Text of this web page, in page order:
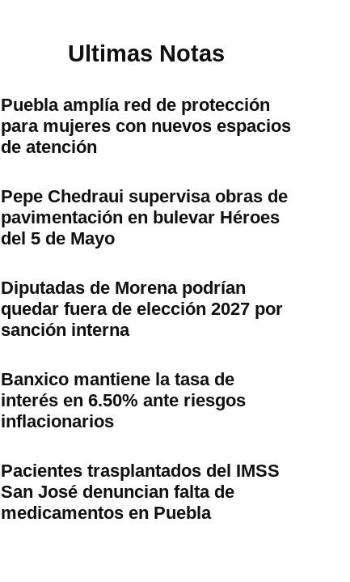
Ultimas Notas
Puebla amplía red de protección
para mujeres con nuevos espacios
de atención
Pepe Chedraui supervisa obras de
pavimentación en bulevar Héroes
del 5 de Mayo
Diputadas de Morena podrían
quedar fuera de elección 2027 por
sanción interna
Banxico mantiene la tasa de
interés en 6.50% ante riesgos
inflacionarios
Pacientes trasplantados del IMSS
San José denuncian falta de
medicamentos en Puebla